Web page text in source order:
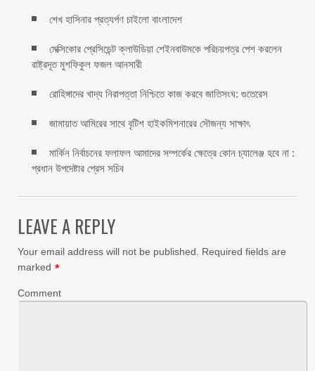
শেখ হাসিনার প্রত্যর্পণ চাইলো বাংলাদেশ
মেক্সিকোর প্রেসিডেন্ট ক্লাউডিয়া শেইনবাউমকে পরিচয়পত্র পেশ করলেন
রাষ্ট্রদূত মুশফিকুল ফজল আনসারী
রোহিঙ্গাদের খাদ্য নিরাপত্তা নিশ্চিতে কাজ করবে জাতিসংঘ: গুতেরেস
জামায়াত আমিরের সাথে বৃটিশ হাইকমিশনারের সৌজন্য সাক্ষাৎ
মার্কিন নির্বাচনের ফলাফল আমাদের সম্পর্কের ক্ষেত্রে কোন চ্যালেঞ্জ হবে না :
প্রধান উপদেষ্টার প্রেস সচিব
LEAVE A REPLY
Your email address will not be published. Required fields are
marked *
Comment